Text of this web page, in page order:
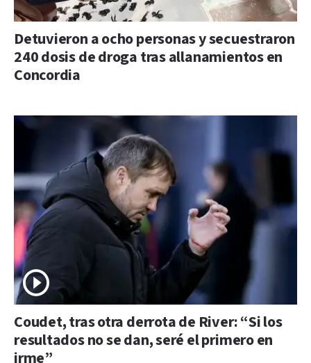
Detuvieron a ocho personas y secuestraron
240 dosis de droga tras allanamientos en
Concordia
Coudet, tras otra derrota de River: “Si los
resultados no se dan, seré el primero en
irme”